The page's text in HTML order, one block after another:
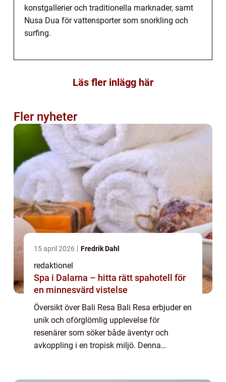
konstgallerier och traditionella marknader, samt
Nusa Dua för vattensporter som snorkling och
surfing.
Läs fler inlägg här
Fler nyheter
15 april 2026 Fredrik Dahl
redaktionel
Spa i Dalarna – hitta rätt spahotell för
en minnesvärd vistelse
Översikt över Bali Resa Bali Resa erbjuder en
unik och oförglömlig upplevelse för
resenärer som söker både äventyr och
avkoppling i en tropisk miljö. Denna